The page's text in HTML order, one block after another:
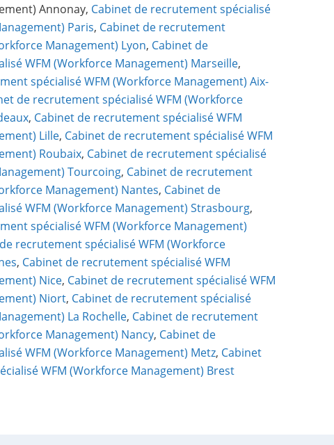
Annonay, Cabinet de recrutement spécialisé
Paris, Cabinet de recrutement
Management) Lyon, Cabinet de
WFM (Workforce Management) Marseille,
spécialisé WFM (Workforce Management) Aix-
de recrutement spécialisé WFM (Workforce
, Cabinet de recrutement spécialisé WFM
Lille, Cabinet de recrutement spécialisé WFM
Roubaix, Cabinet de recrutement spécialisé
Tourcoing, Cabinet de recrutement
Management) Nantes, Cabinet de
WFM (Workforce Management) Strasbourg,
spécialisé WFM (Workforce Management)
recrutement spécialisé WFM (Workforce
, Cabinet de recrutement spécialisé WFM
Nice, Cabinet de recrutement spécialisé WFM
Niort, Cabinet de recrutement spécialisé
La Rochelle, Cabinet de recrutement
Management) Nancy, Cabinet de
WFM (Workforce Management) Metz, Cabinet
WFM (Workforce Management) Brest